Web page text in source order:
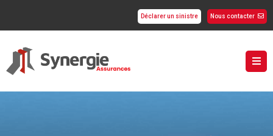
Déclarer un sinistre Nous contacter